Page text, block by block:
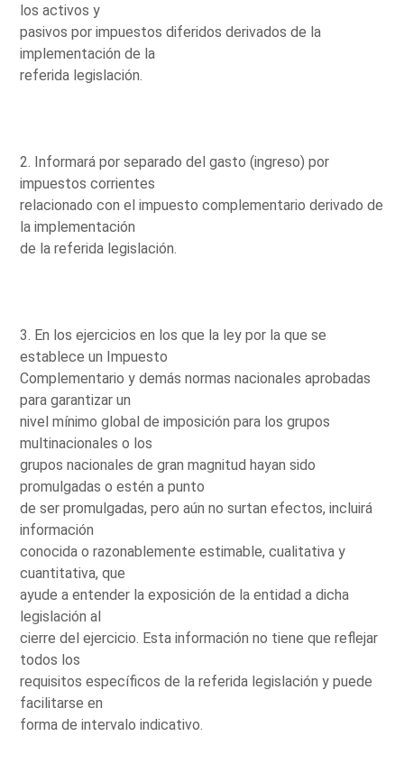
los activos y
pasivos por impuestos diferidos derivados de la
implementación de la
referida legislación.
2. Informará por separado del gasto (ingreso) por
impuestos corrientes
relacionado con el impuesto complementario derivado de
la implementación
de la referida legislación.
3. En los ejercicios en los que la ley por la que se
establece un Impuesto
Complementario y demás normas nacionales aprobadas
para garantizar un
nivel mínimo global de imposición para los grupos
multinacionales o los
grupos nacionales de gran magnitud hayan sido
promulgadas o estén a punto
de ser promulgadas, pero aún no surtan efectos, incluirá
información
conocida o razonablemente estimable, cualitativa y
cuantitativa, que
ayude a entender la exposición de la entidad a dicha
legislación al
cierre del ejercicio. Esta información no tiene que reflejar
todos los
requisitos específicos de la referida legislación y puede
facilitarse en
forma de intervalo indicativo.